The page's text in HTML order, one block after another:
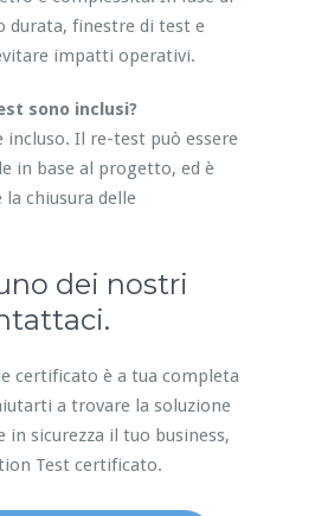
durata, finestre di test e
impatti operativi.
sono inclusi?
Il re-test può essere
in base al progetto, ed è
chiusura delle
dei nostri
certificato è a tua completa
a trovare la soluzione
in sicurezza il tuo business,
Test certificato.